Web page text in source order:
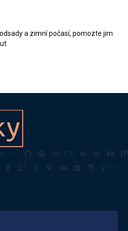
a zimní počasí, pomozte jim